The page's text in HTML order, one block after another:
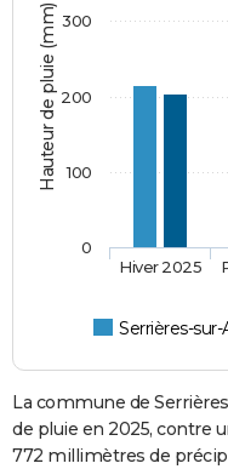
Hauteur de pluie (mm)
Serrières-sur-
Hiver 2025
0
100
200
300
La commune de
de pluie en 2025, contre
772 millimètres de